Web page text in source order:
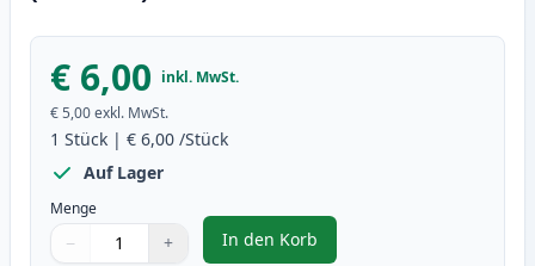
€ 6,00 inkl. MwSt.
€ 5,00exkl. MwSt.
1 Stück | € 6,00 /Stück
Auf Lager
Menge
Verwenden Sie die Tasten, um anzupassen
− +
1
In den Korb
, Canon CLI-8M magenta